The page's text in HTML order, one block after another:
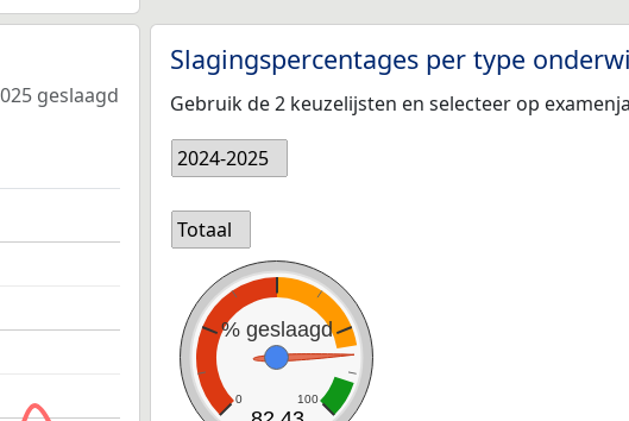
geslaagd
Slagingspercentages per type
Gebruik de 2 keuzelijsten en selecteer op
2024-2025
Totaal
% geslaagd
0 100